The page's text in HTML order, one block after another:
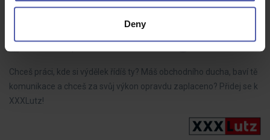
Deny
Prodejce oddělení nábytku
Chceš práci, kde si výdělek řídíš ty? Máš obchodního ducha, baví tě
komunikace a chceš za svůj výkon opravdu zaplaceno? Přidej se k
XXXLutz!